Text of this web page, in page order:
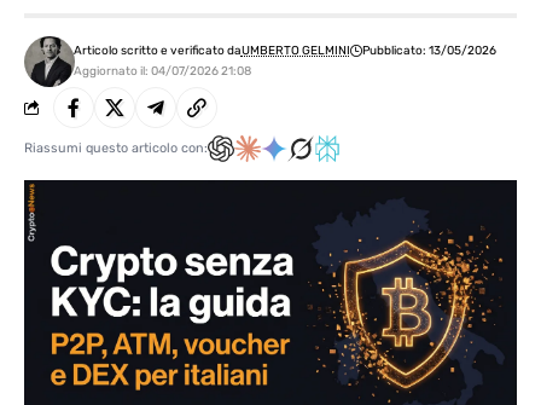
Aggiornato il: 04/07/2026 21:08
Articolo scritto e verificato daUMBERTO GELMINI Pubblicato: 13/05/2026
Riassumi questo articolo con: